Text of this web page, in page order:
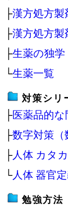
├漢方処方製
├漢方処方製
├生薬の独学
└生薬一覧
対策シリ
├医薬品的な
├数字対策（
├人体 カタ
└人体 器官
勉強方法